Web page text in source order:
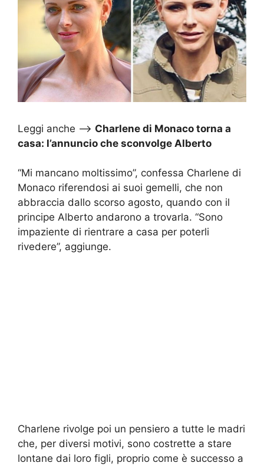
Leggi anche –> Charlene di Monaco torna a
casa: l’annuncio che sconvolge Alberto
“Mi mancano moltissimo”, confessa Charlene di
Monaco riferendosi ai suoi gemelli, che non
abbraccia dallo scorso agosto, quando con il
principe Alberto andarono a trovarla. “Sono
impaziente di rientrare a casa per poterli
rivedere”, aggiunge.
Charlene rivolge poi un pensiero a tutte le madri
che, per diversi motivi, sono costrette a stare
lontane dai loro figli, proprio come è successo a